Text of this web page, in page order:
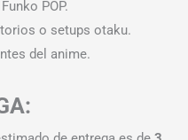
POP.
o setups otaku.
del anime.